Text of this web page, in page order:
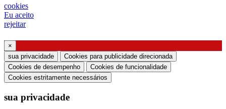
pedido de suporte ou projeto de iluminação
Solicitação de webinar ou treinamento sobre
Manifestação de consentimento (Artigo 7.º do
Regulamento da UE n.º 2016/679)
dos dados pessoais e concordo com o tratamento
cookies
Eu aceito
rejeitar
×
sua privacidade
Cookies para publicidade direcionada
Cookies de desempenho
Cookies de funcionalidade
Cookies estritamente necessários
sua privacidade